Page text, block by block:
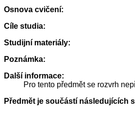
Osnova cvičení:
Cíle studia:
Studijní materiály:
Poznámka:
Další informace:
Pro tento předmět se rozvrh
Předmět je součástí následujících